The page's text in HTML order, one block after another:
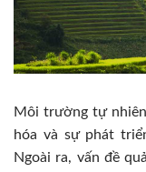
Môi trường tự
hóa và sự phát
Ngoài ra, vấn đề